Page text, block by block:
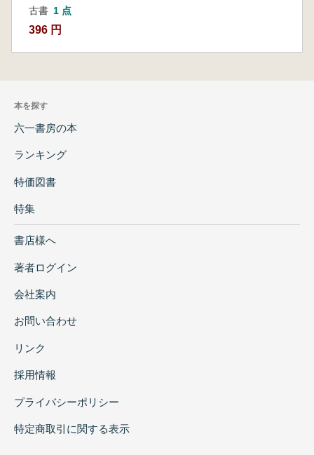
古書 1 点
396 円
本を探す
六一書房の本
ランキング
特価図書
特集
書店様へ
著者ログイン
会社案内
お問い合わせ
リンク
採用情報
プライバシーポリシー
特定商取引に関する表示